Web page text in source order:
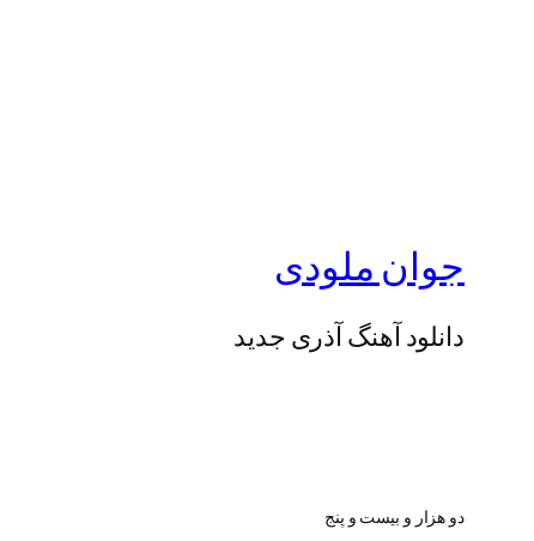
جوان ملودی
دانلود آهنگ آذری جدید
دو هزار و بیست و پنج